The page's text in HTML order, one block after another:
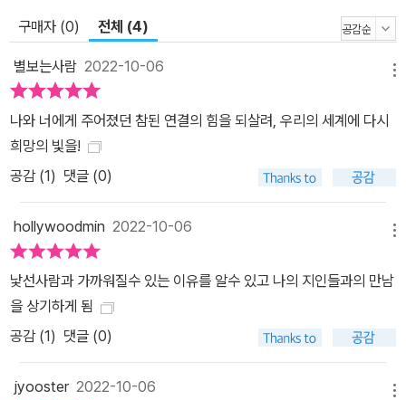
세계 주요 도시에서 관찰되는 독특한 형태의 협력이다. 침묵이 미덕
사람들이 서로에게 말을 걸 필요를 없앴다. 이제는 피자를 먹기 위해
가게 점원과 통화하는 사소한 접촉으로도 사람들은 스트레스를 받는
다. 그 결과 사회성은 위험하리만치 떨어졌고 그 사이 차별과 혐오, 불
평등이 중첩돼 동료 시민을 낯선 이로 바꿔놓았다. 사람들은 서로 대
화하려 하지 않을뿐더러, 상대편을 공감 능력, 복잡한 동기가 없는 생
각이 모자란 생명체쯤으로 여기기도 한다. 떨어져 나간 결속의 자리
엔 고립, 파편화된 개인들이 남았다. 이런 고독감은 사회 자체를 병들
게 할 뿐 아니라, 의학 연구자들에 따르면 흡연만큼 해로워서 공공보
건마저 위협한다. 대화는 살아가는 방편이 아니라, 개개의 구성원을
더 건강하고 온전한 존재로 살 수 있게 하는 원동력이다. 지하철 속 인
간이 서로를 물어뜯지 않는 이유 협력과 환대는 인류의 오랜 본능이
같이 있다면 그곳은 곧 피비린내가 진동하는 난장판이 될지도 모른
구매자 (0) 전체 (4)
별보는사람 2022-10-06
나와 너에게 주어졌던 참된 연결의 힘을 되살려, 우리의 세계에 다시
희망의 빛을!
공감 (1) 댓글 (0)
hollywoodmin 2022-10-06
낯선사람과 가까워질수 있는 이유를 알수 있고 나의 지인들과의 만남
을 상기하게 됨
공감 (1) 댓글 (0)
jyooster2022-10-06